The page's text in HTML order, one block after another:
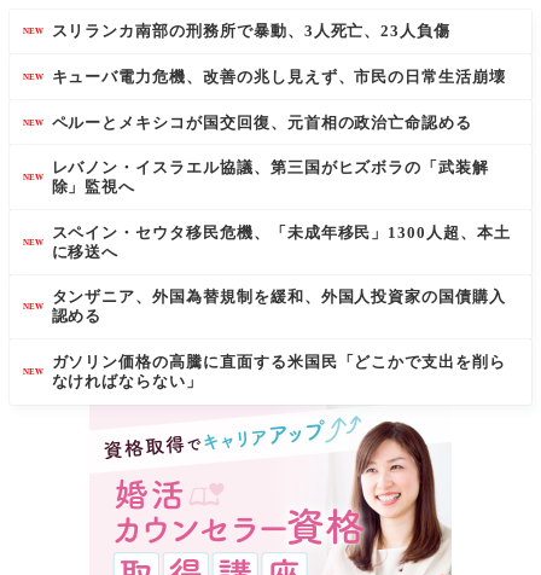
NEW スリランカ南部の刑務所で暴動、3人死亡、23人負傷
NEW キューバ電力危機、改善の兆し見えず、市民の日常生活崩壊
NEW ペルーとメキシコが国交回復、元首相の政治亡命認める
NEW
レバノン・イスラエル協議、第三国がヒズボラの「武装解
除」監視へ
NEW
スペイン・セウタ移民危機、「未成年移民」1300人超、本土
に移送へ
NEW
タンザニア、外国為替規制を緩和、外国人投資家の国債購入
認める
NEW
ガソリン価格の高騰に直面する米国民「どこかで支出を削ら
なければならない」